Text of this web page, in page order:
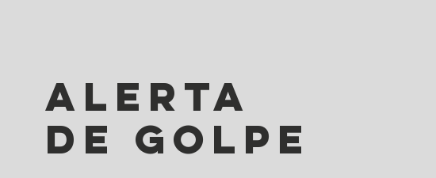
alerta
de golpe